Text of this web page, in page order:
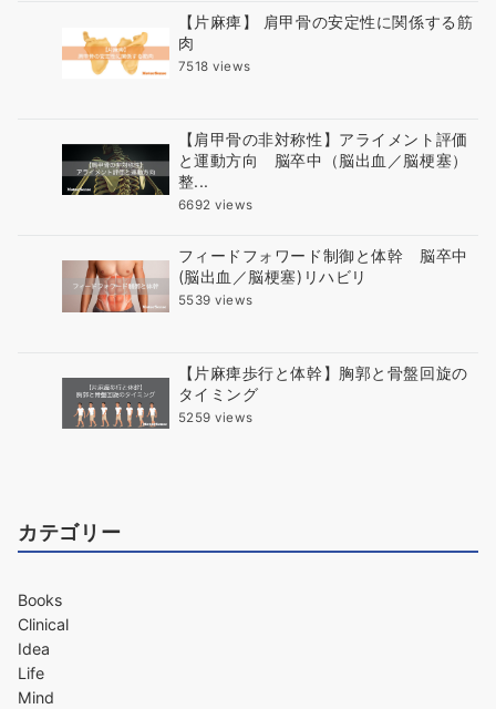
【片麻痺】 肩甲骨の安定性に関係する筋
肉
7518 views
【肩甲骨の非対称性】アライメント評価
と運動方向 脳卒中（脳出血／脳梗塞）
整...
6692 views
フィードフォワード制御と体幹 脳卒中
(脳出血／脳梗塞)リハビリ
5539 views
【片麻痺歩行と体幹】胸郭と骨盤回旋の
タイミング
5259 views
カテゴリー
Books
Clinical
Idea
Life
Mind